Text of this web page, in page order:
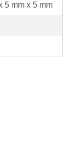
5 mm x 5 mm